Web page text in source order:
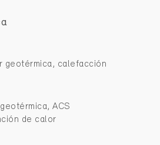
geotérmica, calefacción
ACS
de calor